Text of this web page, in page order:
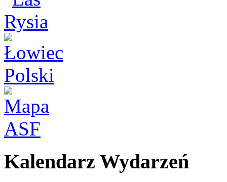
Kalendarz Wydarzeń